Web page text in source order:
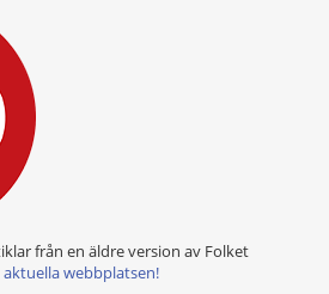
från en äldre version av Folket
aktuella webbplatsen!